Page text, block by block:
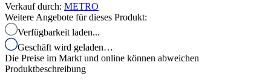
Verkauf durch: METRO
Weitere Angebote für dieses Produkt:
Verfügbarkeit laden...
Geschäft wird geladen…
Die Preise im Markt und online können abweichen
Produktbeschreibung